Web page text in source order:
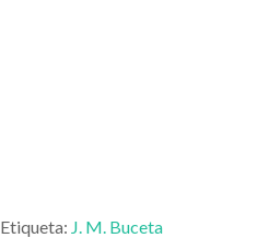
Etiqueta: J. M. Buceta